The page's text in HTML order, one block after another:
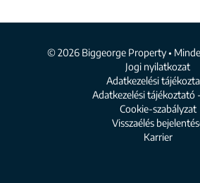
© 2026 Biggeorge Property •
Jogi nyilatkozat
Adatkezelési
Adatkezelési tájékoztató
Cookie-szabályzat
Visszaélés
Karrier